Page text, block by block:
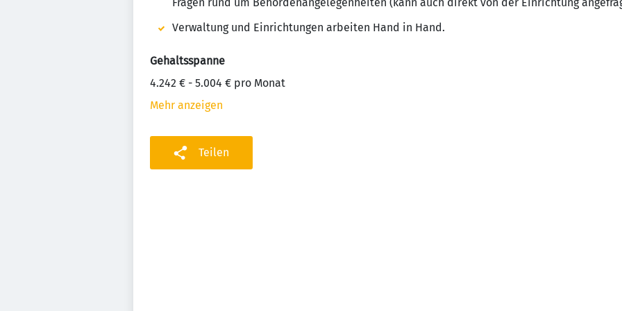
Verwaltung und Einrichtungen arbeiten Hand in Hand.
Gehaltsspanne
4.242 € - 5.004 € pro Monat
Mehr anzeigen
Teilen